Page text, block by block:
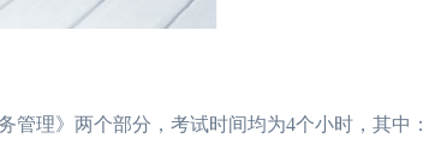
理》两个部分，考试时间均为4个小时，其中：